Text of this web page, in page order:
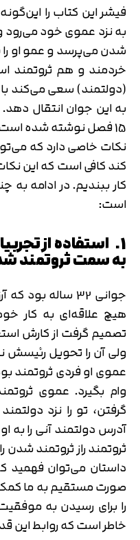
به نزد عموی خود می‌رود و
شدن می‌پرسد و عمو او
خردمند و هم ثروتمند
(دولتمند) سعی می‌کند
به این جوان انتقال
15 فصل نوشته شده
نکات خاصی دارد که
کند کافی است که این
کار ببندیم. در ادامه
است:
1. استفاده از
به سمت ثروتمند
جوانی 32 ساله
هیچ علاقه‌ای به کار
تصمیم گرفت از کارش
ولی آن را تحویل رئیسش
عموی او فردی ثروتمند
وام بگیرد. عموی
گرفتن، تو را نزد
آدرس دولتمند آنی را به
ثروتمند راز ثروتمند
داستان می‌توان فهمید
صورت مستقیم به ما کمک
را برای رسیدن به
خاطر است که روابط این